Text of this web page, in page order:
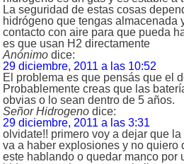
La seguridad de estas cosas
hidrógeno que tengas almacenada
contacto con aire para que pueda
es que usan H2 directamente
Anónimo dice:
29 diciembre, 2011 a las 10:52
El problema es que pensás que el
Probablemente creas que las
obvias o lo sean dentro de 5 años.
Señor Hidrogeno dice:
29 diciembre, 2011 a las 3:31
olvidate!! primero voy a dejar que
va a haber explosiones y no quiero
este hablando o quedar manco por